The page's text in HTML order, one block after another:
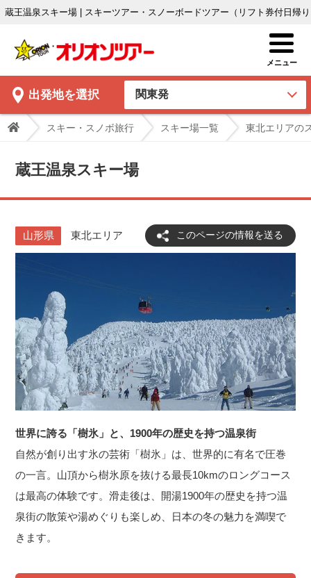
蔵王温泉スキー場 | スキーツアー・スノーボードツアー（リフト券付日帰
出発地を選択
スキー・スノボ旅行 スキー場一覧 東北エリアの
蔵王温泉スキー場
山形県 東北エリア このページの情報を送る
世界に誇る「樹氷」と、1900年の歴史を持つ温泉街
自然が創り出す氷の芸術「樹氷」は、世界的に有名で圧巻
の一言。山頂から樹氷原を抜ける最長10kmのロングコース
は最高の体験です。滑走後は、開湯1900年の歴史を持つ温
泉街の散策や湯めぐりも楽しめ、日本の冬の魅力を満喫で
きます。